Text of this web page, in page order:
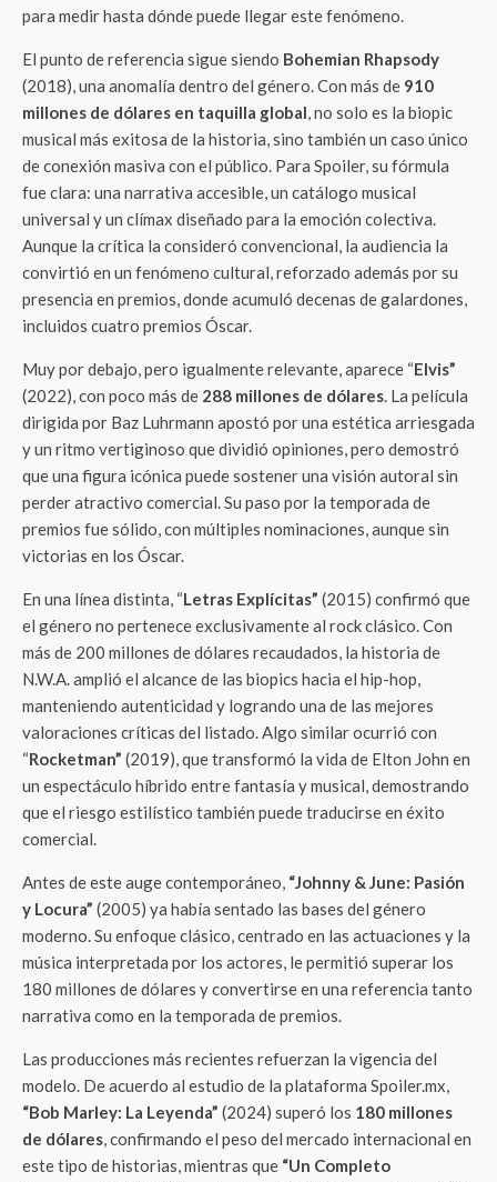
para medir hasta dónde puede llegar este fenómeno.
El punto de referencia sigue siendo Bohemian Rhapsody
(2018), una anomalía dentro del género. Con más de 910
millones de dólares en taquilla global, no solo es la biopic
musical más exitosa de la historia, sino también un caso único
de conexión masiva con el público. Para Spoiler, su fórmula
fue clara: una narrativa accesible, un catálogo musical
universal y un clímax diseñado para la emoción colectiva.
Aunque la crítica la consideró convencional, la audiencia la
convirtió en un fenómeno cultural, reforzado además por su
presencia en premios, donde acumuló decenas de galardones,
incluidos cuatro premios Óscar.
Muy por debajo, pero igualmente relevante, aparece “Elvis”
(2022), con poco más de 288 millones de dólares. La película
dirigida por Baz Luhrmann apostó por una estética arriesgada
y un ritmo vertiginoso que dividió opiniones, pero demostró
que una figura icónica puede sostener una visión autoral sin
perder atractivo comercial. Su paso por la temporada de
premios fue sólido, con múltiples nominaciones, aunque sin
victorias en los Óscar.
En una línea distinta, “Letras Explícitas” (2015) confirmó que
el género no pertenece exclusivamente al rock clásico. Con
más de 200 millones de dólares recaudados, la historia de
N.W.A. amplió el alcance de las biopics hacia el hip-hop,
manteniendo autenticidad y logrando una de las mejores
valoraciones críticas del listado. Algo similar ocurrió con
“Rocketman” (2019), que transformó la vida de Elton John en
un espectáculo híbrido entre fantasía y musical, demostrando
que el riesgo estilístico también puede traducirse en éxito
comercial.
Antes de este auge contemporáneo, “Johnny & June: Pasión
y Locura” (2005) ya había sentado las bases del género
moderno. Su enfoque clásico, centrado en las actuaciones y la
música interpretada por los actores, le permitió superar los
180 millones de dólares y convertirse en una referencia tanto
narrativa como en la temporada de premios.
Las producciones más recientes refuerzan la vigencia del
modelo. De acuerdo al estudio de la plataforma Spoiler.mx,
“Bob Marley: La Leyenda” (2024) superó los 180 millones
de dólares, confirmando el peso del mercado internacional en
este tipo de historias, mientras que “Un Completo